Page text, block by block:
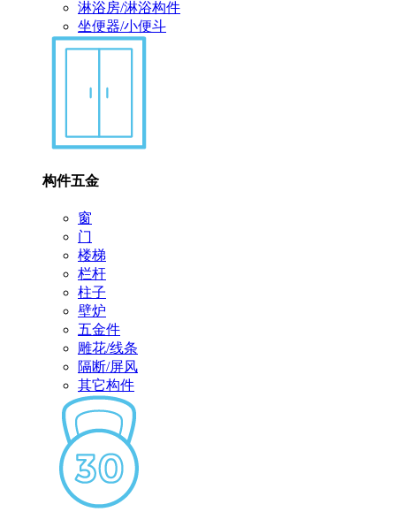
淋浴房/淋浴构件
坐便器/小便斗
构件五金
窗
门
楼梯
栏杆
柱子
壁炉
五金件
雕花/线条
隔断/屏风
其它构件